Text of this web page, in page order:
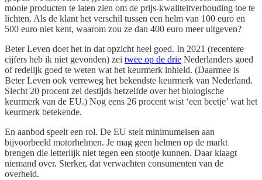
mooie producten te laten zien om de prijs-kwaliteitverhouding toe te
lichten. Als de klant het verschil tussen een helm van 100 euro en
500 euro niet kent, waarom zou ze dan 400 euro meer uitgeven?
Beter Leven doet het in dat opzicht heel goed. In 2021 (recentere
cijfers heb ik niet gevonden) zei twee op de drie Nederlanders goed
of redelijk goed te weten wat het keurmerk inhield. (Daarmee is
Beter Leven ook verreweg het bekendste keurmerk van Nederland.
Slecht 20 procent zei destijds hetzelfde over het biologische
keurmerk van de EU.) Nog eens 26 procent wist ‘een beetje’ wat het
keurmerk betekende.
En aanbod speelt een rol. De EU stelt minimumeisen aan
bijvoorbeeld motorhelmen. Je mag geen helmen op de markt
brengen die letterlijk niet tegen een stootje kunnen. Daar klaagt
niemand over. Sterker, dat verwachten consumenten van de
overheid.